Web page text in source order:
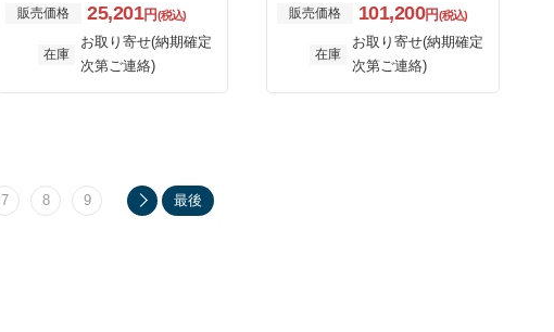
販売価格 25,201円(税込)
在庫
お取り寄せ(納期確定
次第ご連絡)
販売価格 101,200円(税込)
在庫
お取り寄せ(納期確定
次第ご連絡)
7 8 9 最後